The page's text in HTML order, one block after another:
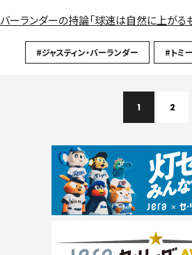
バーランダーの持論「球速は自然に上がる
#ジャスティン・バーランダー #トミ
1 2